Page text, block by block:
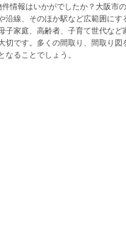
情報はいかがでしたか？大阪市
沿線、そのほか駅など広範囲に
子家庭、高齢者、子育て世代な
切です。多くの間取り、間取り
なることでしょう。